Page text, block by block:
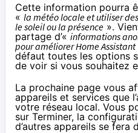
Cette information pourra
« la météo locale et utiliser
le soleil ou la présence ».
partage d’«informations
pour améliorer Home Assistant
défaut toutes les options
de voir si vous souhaitez
La prochaine page vous
appareils et services que
votre réseau local. Vous
sur Terminer, la
d’autres appareils se fera